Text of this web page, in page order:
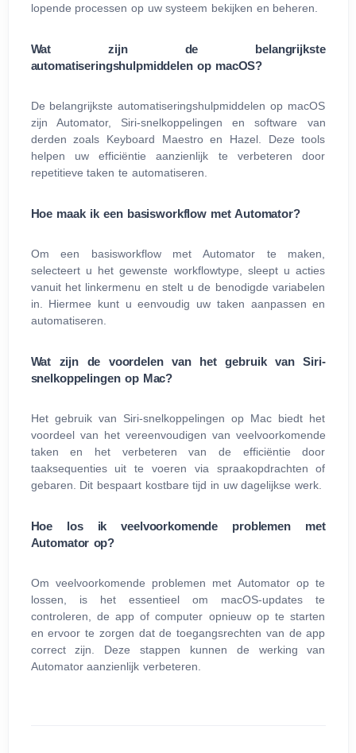
lopende processen op uw systeem bekijken en beheren.
Wat zijn de belangrijkste
automatiseringshulpmiddelen op macOS?
De belangrijkste automatiseringshulpmiddelen op macOS
zijn Automator, Siri-snelkoppelingen en software van
derden zoals Keyboard Maestro en Hazel. Deze tools
helpen uw efficiëntie aanzienlijk te verbeteren door
repetitieve taken te automatiseren.
Hoe maak ik een basisworkflow met Automator?
Om een basisworkflow met Automator te maken,
selecteert u het gewenste workflowtype, sleept u acties
vanuit het linkermenu en stelt u de benodigde variabelen
in. Hiermee kunt u eenvoudig uw taken aanpassen en
automatiseren.
Wat zijn de voordelen van het gebruik van Siri-
snelkoppelingen op Mac?
Het gebruik van Siri-snelkoppelingen op Mac biedt het
voordeel van het vereenvoudigen van veelvoorkomende
taken en het verbeteren van de efficiëntie door
taaksequenties uit te voeren via spraakopdrachten of
gebaren. Dit bespaart kostbare tijd in uw dagelijkse werk.
Hoe los ik veelvoorkomende problemen met
Automator op?
Om veelvoorkomende problemen met Automator op te
lossen, is het essentieel om macOS-updates te
controleren, de app of computer opnieuw op te starten
en ervoor te zorgen dat de toegangsrechten van de app
correct zijn. Deze stappen kunnen de werking van
Automator aanzienlijk verbeteren.